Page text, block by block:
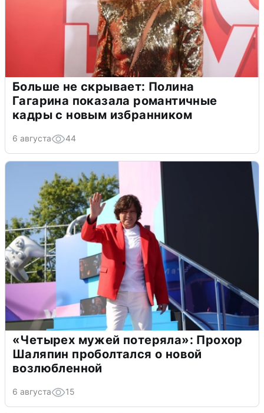
Больше не скрывает: Полина
Гагарина показала романтичные
кадры с новым избранником
6 августа 44
«Четырех мужей потеряла»: Прохор
Шаляпин проболтался о новой
возлюбленной
6 августа 15